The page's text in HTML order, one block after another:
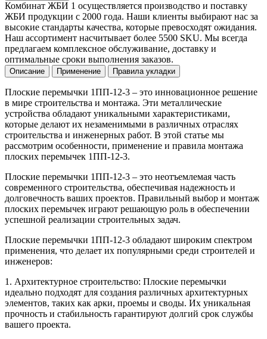
Комбинат ЖБИ 1 осуществляется производство и поставку
ЖБИ продукции с 2000 года. Наши клиенты выбирают нас за
высокие стандарты качества, которые превосходят ожидания.
Наш ассортимент насчитывает более 5500 SKU. Мы всегда
предлагаем комплексное обслуживание, доставку и
оптимальные сроки выполнения заказов.
Описание Применение Правила укладки
Плоские перемычки 1ПП-12-3 – это инновационное решение
в мире строительства и монтажа. Эти металлические
устройства обладают уникальными характеристиками,
которые делают их незаменимыми в различных отраслях
строительства и инженерных работ. В этой статье мы
рассмотрим особенности, применение и правила монтажа
плоских перемычек 1ПП-12-3.
Плоские перемычки 1ПП-12-3 – это неотъемлемая часть
современного строительства, обеспечивая надежность и
долговечность ваших проектов. Правильный выбор и монтаж
плоских перемычек играют решающую роль в обеспечении
успешной реализации строительных задач.
Плоские перемычки 1ПП-12-3 обладают широким спектром
применения, что делает их популярными среди строителей и
инженеров:
1. Архитектурное строительство: Плоские перемычки
идеально подходят для создания различных архитектурных
элементов, таких как арки, проемы и своды. Их уникальная
прочность и стабильность гарантируют долгий срок службы
вашего проекта.